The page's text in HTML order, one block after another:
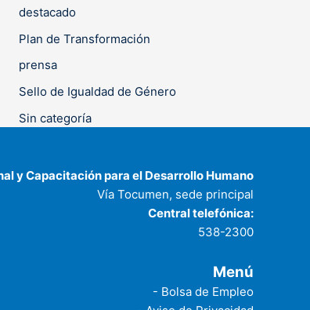
destacado
Plan de Transformación
prensa
Sello de Igualdad de Género
Sin categoría
y Capacitación para el Desarrollo Humano
Vía Tocumen, sede principal
Central telefónica:
538-2300
Menú
- Bolsa de Empleo